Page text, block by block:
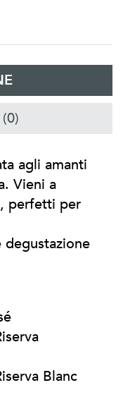
agli amanti
Vieni a
perfetti per
Blanc